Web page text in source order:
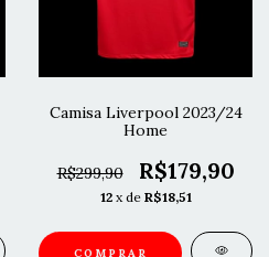
Camisa Liverpool 2023/24
Home
R$299,90 R$179,90
12 x de R$18,51
COMPRAR